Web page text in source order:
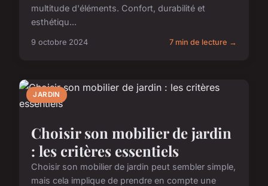
multitude d'éléments. Confort, durabilité et
esthétiqu...
9 octobre 2024 7 min de lecture →
JARDIN
Choisir son mobilier de jardin
: les critères essentiels
Choisir son mobilier de jardin peut sembler simple,
mais cela implique de prendre en compte une